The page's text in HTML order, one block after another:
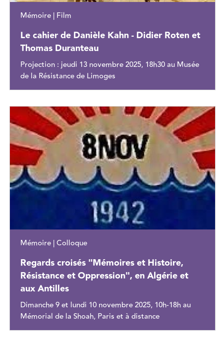
Mémoire | Film
Le cahier de Danièle Kahn - Didier Roten et
Thomas Duranteau
Projection : jeudi 13 novembre 2025, 18h30 au Musée
de la Résistance de Limoges
Mémoire | Colloque
Regards croisés "Mémoires et Histoire,
Résistance et Oppression", en Algérie et
aux Antilles
Dimanche 9 et lundi 10 novembre 2025, 10h-18h au
Mémorial de la Shoah, Paris et à distance